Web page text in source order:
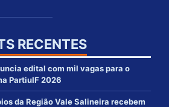
RECENTES
edital com mil vagas para o
PartiuIF 2026
da Região Vale Salineira recebem